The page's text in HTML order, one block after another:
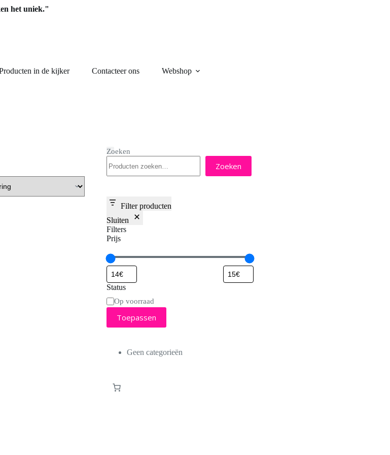
het uniek."
in de kijker Contacteer ons Webshop
Zoeken
Zoeken
Filter producten
Sluiten
Filters
Prijs
Status
StatusOp voorraad
Toepassen
Geen categorieën